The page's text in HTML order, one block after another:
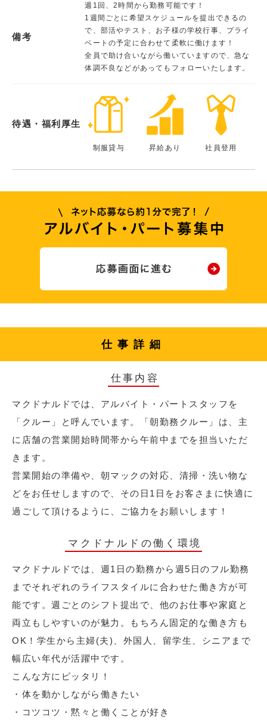
備考
週1回、2時間から勤務可能です！
1週間ごとに希望スケジュールを提出できるの
で、部活やテスト、お子様の学校行事、プライ
ベートの予定に合わせて柔軟に働けます！
全員で助け合いながら働いていますので、急な
体調不良などがあってもフォローいたします。
待遇・福利厚生
制服貸与 昇給あり 社員登用
仕事詳細
仕事内容
マクドナルドでは、アルバイト・パートスタッフを
「クルー」と呼んでいます。「朝勤務クルー」は、主
に店舗の営業開始時間帯から午前中までを担当いただ
きます。
営業開始の準備や、朝マックの対応、清掃・洗い物な
どをお任せしますので、その日1日をお客さまに快適に
過ごして頂けるように、ご協力をお願いします！
マクドナルドの働く環境
マクドナルドでは、週1日の勤務から週5日のフル勤務
までそれぞれのライフスタイルに合わせた働き方が可
能です。週ごとのシフト提出で、他のお仕事や家庭と
両立もしやすいのが魅力。もちろん固定的な働き方も
OK！学生から主婦(夫)、外国人、留学生、シニアまで
幅広い年代が活躍中です。
こんな方にピッタリ！
・体を動かしながら働きたい
・コツコツ・黙々と働くことが好き